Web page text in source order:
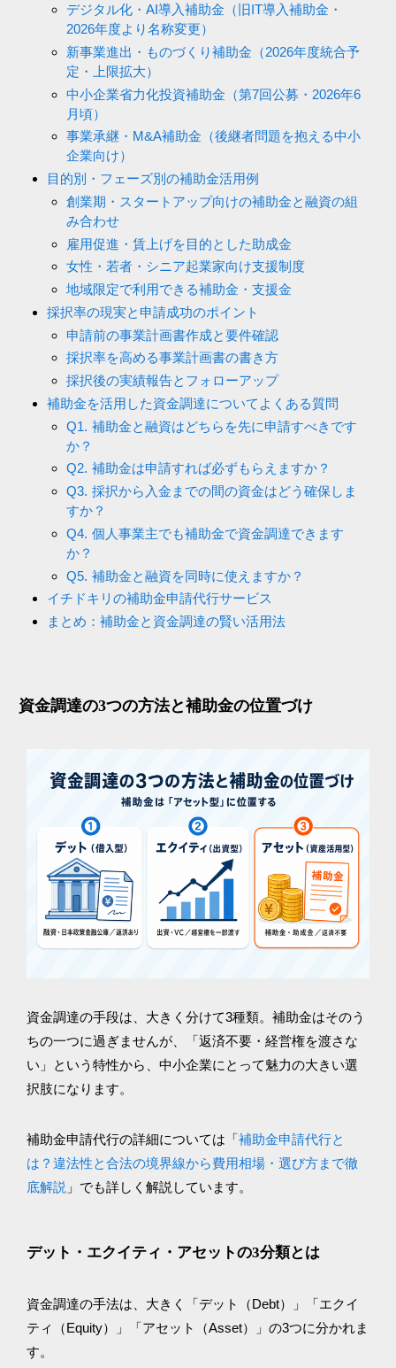
デジタル化・AI導入補助金（旧IT導入補助金・
2026年度より名称変更）
新事業進出・ものづくり補助金（2026年度統合予
定・上限拡大）
中小企業省力化投資補助金（第7回公募・2026年6
月頃）
事業承継・M&A補助金（後継者問題を抱える中小
企業向け）
目的別・フェーズ別の補助金活用例
創業期・スタートアップ向けの補助金と融資の組
み合わせ
雇用促進・賃上げを目的とした助成金
女性・若者・シニア起業家向け支援制度
地域限定で利用できる補助金・支援金
採択率の現実と申請成功のポイント
申請前の事業計画書作成と要件確認
採択率を高める事業計画書の書き方
採択後の実績報告とフォローアップ
補助金を活用した資金調達についてよくある質問
Q1. 補助金と融資はどちらを先に申請すべきです
か？
Q2. 補助金は申請すれば必ずもらえますか？
Q3. 採択から入金までの間の資金はどう確保しま
すか？
Q4. 個人事業主でも補助金で資金調達できます
か？
Q5. 補助金と融資を同時に使えますか？
イチドキリの補助金申請代行サービス
まとめ：補助金と資金調達の賢い活用法
資金調達の3つの方法と補助金の位置づけ
資金調達の手段は、大きく分けて3種類。補助金はそのう
ちの一つに過ぎませんが、「返済不要・経営権を渡さな
い」という特性から、中小企業にとって魅力の大きい選
択肢になります。
補助金申請代行の詳細については「補助金申請代行と
は？違法性と合法の境界線から費用相場・選び方まで徹
底解説 」でも詳しく解説しています。
デット・エクイティ・アセットの3分類とは
資金調達の手法は、大きく「デット（Debt）」「エクイ
ティ（Equity）」「アセット（Asset）」の3つに分かれま
す。